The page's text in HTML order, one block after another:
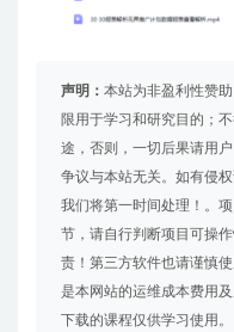
声明： 本站为非盈利性赞
限用于学习和研究目的；
途，否则，一切后果请用
争议与本站无关。如有侵
我们将第一时间处理！。
节，请自行判断项目可操
责！第三方软件也请谨慎
是本网站的运维成本费用
下载的课程仅供学习使用。